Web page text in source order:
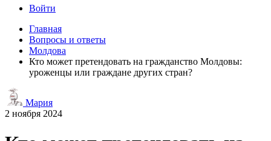
Войти
Главная
Вопросы и ответы
Молдова
Кто может претендовать на гражданство Молдовы:
уроженцы или граждане других стран?
Мария
2 ноября 2024